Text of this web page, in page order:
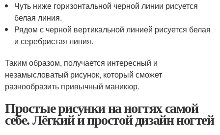
Чуть ниже горизонтальной черной линии рисуется
белая линия.
Рядом с черной вертикальной линией рисуется белая
и серебристая линия.
Таким образом, получается интересный и
незамысловатый рисунок, который сможет
разнообразить привычный маникюр.
Простые рисунки на ногтях самой
себе. Лёгкий и простой дизайн ногтей